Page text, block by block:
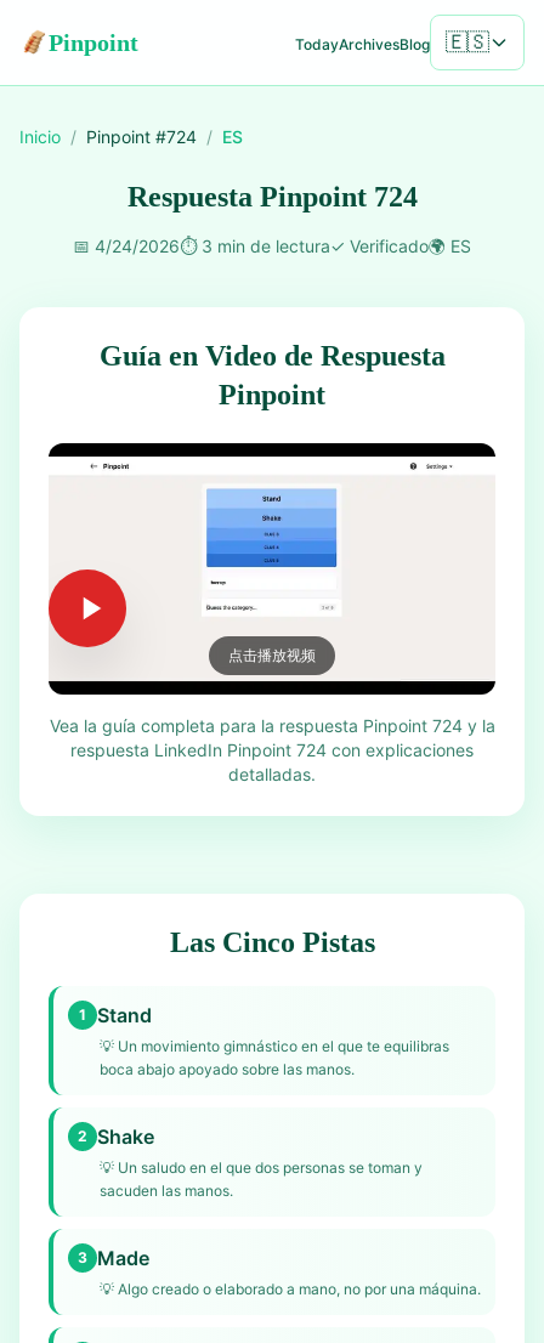
Pinpoint TodayArchivesBlog 🇪🇸
Inicio / Pinpoint #724 / ES
Respuesta Pinpoint 724
📅 4/24/2026⏱️ 3 min de lectura✓ Verificado🌍 ES
Guía en Video de Respuesta
Pinpoint
点击播放视频
Vea la guía completa para la respuesta Pinpoint 724 y la
respuesta LinkedIn Pinpoint 724 con explicaciones
detalladas.
Las Cinco Pistas
1 Stand
💡 Un movimiento gimnástico en el que te equilibras
boca abajo apoyado sobre las manos.
2 Shake
💡 Un saludo en el que dos personas se toman y
sacuden las manos.
3 Made
💡 Algo creado o elaborado a mano, no por una máquina.